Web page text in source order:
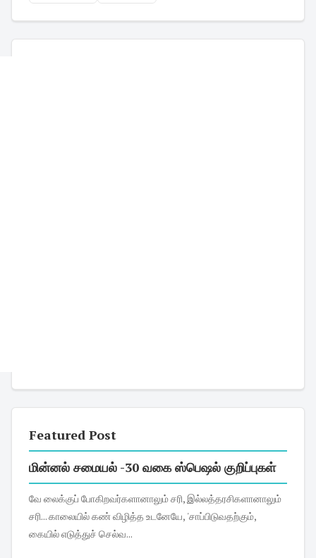
Featured Post
மின்னல் சமையல் -30 வகை ஸ்பெஷல் குறிப்புகள்
வே லைக்குப் போகிறவர்களானாலும் சரி, இல்லத்தரசிகளானாலும்
சரி... காலையில் கண் விழித்த உடனேயே, 'சாப்பிடுவதற்கும்,
கையில் எடுத்துச் செல்வ...